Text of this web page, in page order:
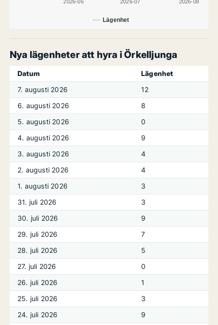
Lägenhet
2026-06 2026-07 2026-08
Nya lägenheter att hyra i Örkelljunga
Datum
Lägenhet
7. augusti 2026
12
6. augusti 2026
8
5. augusti 2026
0
4. augusti 2026
9
3. augusti 2026
4
2. augusti 2026
4
1. augusti 2026
3
31. juli 2026
3
30. juli 2026
9
29. juli 2026
7
28. juli 2026
5
27. juli 2026
0
26. juli 2026
1
25. juli 2026
3
24. juli 2026
9